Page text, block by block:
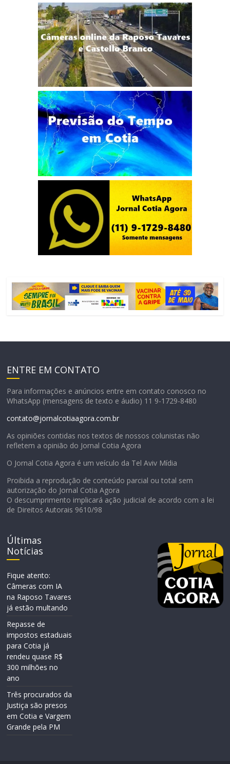
ENTRE EM CONTATO
Para informações e anúncios entre em contato conosco no
WhatsApp (mensagens de texto e áudio) 11 9-1729-8480
contato@jornalcotiaagora.com.br
As opiniões contidas nos textos de nossos colunistas não
refletem a opinião do Jornal Cotia Agora
O Jornal Cotia Agora é um veículo da Tel Aviv Mídia
Proibida a reprodução de conteúdo parcial ou total sem
autorização do Jornal Cotia Agora
O descumprimento implicará ação judicial de acordo com a lei
de Direitos Autorais 9610/98
Últimas
Notícias
Fique atento:
Câmeras com IA
na Raposo Tavares
já estão multando
Repasse de
impostos estaduais
para Cotia já
rendeu quase R$
300 milhões no
ano
Três procurados da
Justiça são presos
em Cotia e Vargem
Grande pela PM